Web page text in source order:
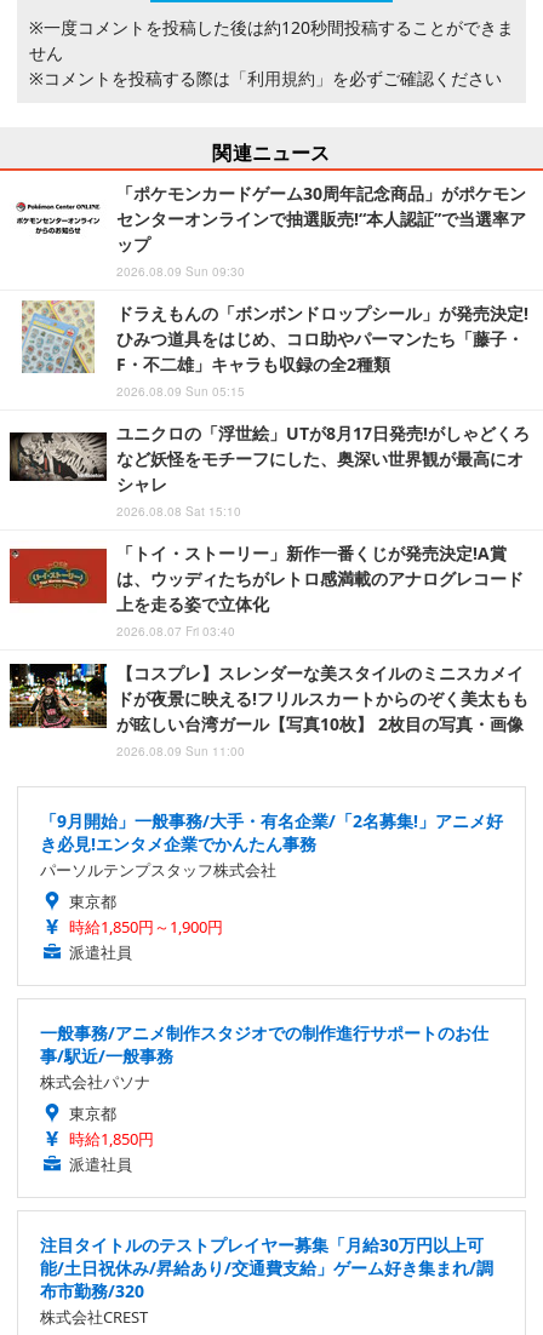
※一度コメントを投稿した後は約120秒間投稿することができま
せん
※コメントを投稿する際は 「利用規約」 を必ずご確認ください
関連ニュース
「ポケモンカードゲーム30周年記念商品」がポケモン
センターオンラインで抽選販売!“本人認証”で当選率ア
ップ
2026.08.09 Sun 09:30
ドラえもんの「ボンボンドロップシール」が発売決定!
ひみつ道具をはじめ、コロ助やパーマンたち「藤子・
F・不二雄」キャラも収録の全2種類
2026.08.09 Sun 05:15
ユニクロの「浮世絵」UTが8月17日発売!がしゃどくろ
など妖怪をモチーフにした、奥深い世界観が最高にオ
シャレ
2026.08.08 Sat 15:10
「トイ・ストーリー」新作一番くじが発売決定!A賞
は、ウッディたちがレトロ感満載のアナログレコード
上を走る姿で立体化
2026.08.07 Fri 03:40
【コスプレ】スレンダーな美スタイルのミニスカメイ
ドが夜景に映える!フリルスカートからのぞく美太もも
が眩しい台湾ガール【写真10枚】 2枚目の写真・画像
2026.08.09 Sun 11:00
「9月開始」一般事務/大手・有名企業/「2名募集!」アニメ好
き必見!エンタメ企業でかんたん事務
パーソルテンプスタッフ株式会社
東京都
時給1,850円～1,900円
派遣社員
一般事務/アニメ制作スタジオでの制作進行サポートのお仕
事/駅近/一般事務
株式会社パソナ
東京都
時給1,850円
派遣社員
注目タイトルのテストプレイヤー募集「月給30万円以上可
能/土日祝休み/昇給あり/交通費支給」ゲーム好き集まれ/調
布市勤務/320
株式会社CREST